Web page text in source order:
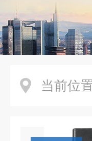
当前位